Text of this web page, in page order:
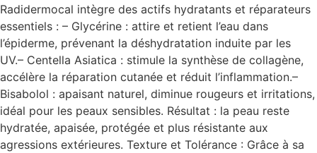
Radidermocal intègre des actifs hydratants et réparateurs
essentiels : – Glycérine : attire et retient l’eau dans
l’épiderme, prévenant la déshydratation induite par les
UV.– Centella Asiatica : stimule la synthèse de collagène,
accélère la réparation cutanée et réduit l’inflammation.–
Bisabolol : apaisant naturel, diminue rougeurs et irritations,
idéal pour les peaux sensibles. Résultat : la peau reste
hydratée, apaisée, protégée et plus résistante aux
agressions extérieures. Texture et Tolérance : Grâce à sa